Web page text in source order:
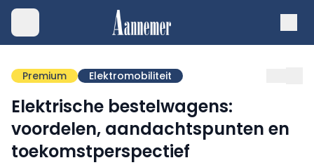
Premium Elektromobiliteit
Elektrische bestelwagens:
voordelen, aandachtspunten en
toekomstperspectief